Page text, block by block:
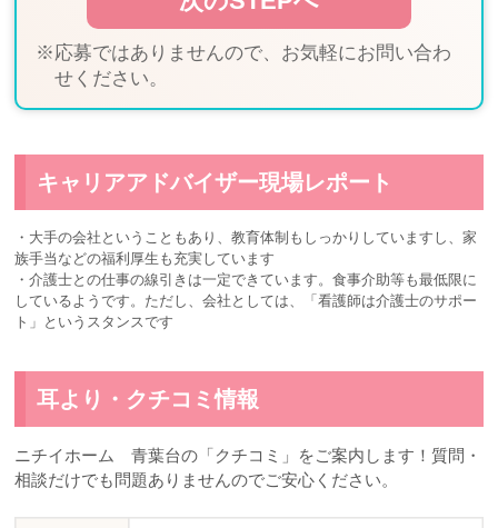
※応募ではありませんので、お気軽にお問い合わ
せください。
キャリアアドバイザー現場レポート
・大手の会社ということもあり、教育体制もしっかりしていますし、家
族手当などの福利厚生も充実しています
・介護士との仕事の線引きは一定できています。食事介助等も最低限に
しているようです。ただし、会社としては、「看護師は介護士のサポー
ト」というスタンスです
耳より・クチコミ情報
ニチイホーム 青葉台の「クチコミ」をご案内します！質問・
相談だけでも問題ありませんのでご安心ください。